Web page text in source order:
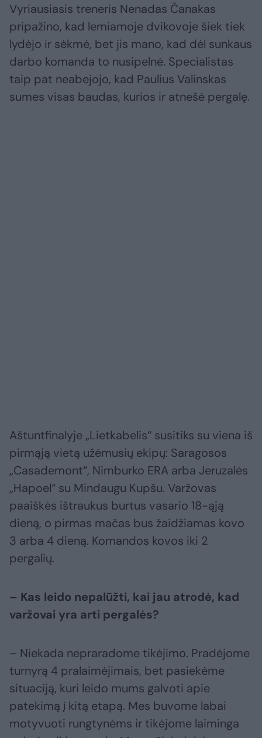
Vyriausiasis treneris Nenadas Čanakas
pripažino, kad lemiamoje dvikovoje šiek tiek
lydėjo ir sėkmė, bet jis mano, kad dėl sunkaus
darbo komanda to nusipelnė. Specialistas
taip pat neabejojo, kad Paulius Valinskas
sumes visas baudas, kurios ir atnešė pergalę.
Aštuntfinalyje „Lietkabelis“ susitiks su viena iš
pirmąją vietą užėmusių ekipų: Saragosos
„Casademont“, Nimburko ERA arba Jeruzalės
„Hapoel“ su Mindaugu Kupšu. Varžovas
paaiškės ištraukus burtus vasario 18-ąją
dieną, o pirmas mačas bus žaidžiamas kovo
3 arba 4 dieną. Komandos kovos iki 2
pergalių.
– Kas leido nepalūžti, kai jau atrodė, kad
varžovai yra arti pergalės?
– Niekada nepraradome tikėjimo. Pradėjome
turnyrą 4 pralaimėjimais, bet pasiekėme
situaciją, kuri leido mums galvoti apie
patekimą į kitą etapą. Mes buvome labai
motyvuoti rungtynėms ir tikėjome laiminga